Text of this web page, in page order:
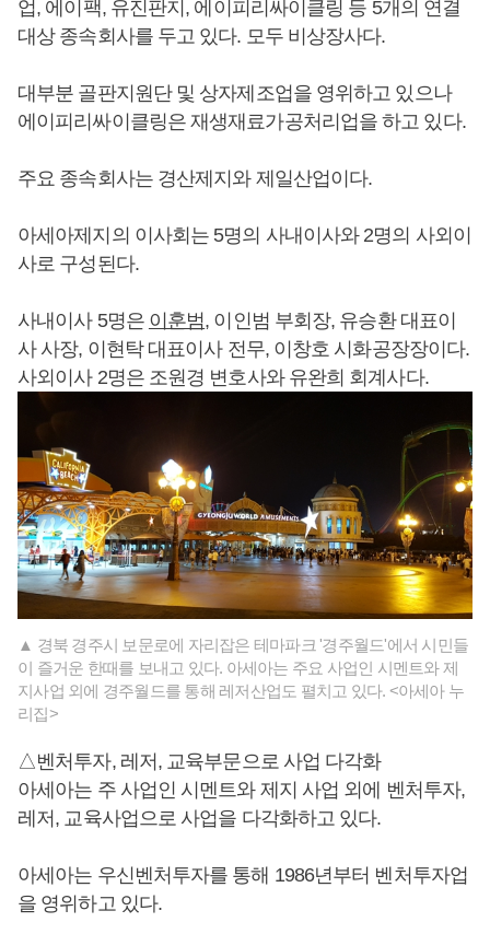
업, 에이팩, 유진판지, 에이피리싸이클링 등 5개의 연결
대상 종속회사를 두고 있다. 모두 비상장사다.
대부분 골판지원단 및 상자제조업을 영위하고 있으나
에이피리싸이클링은 재생재료가공처리업을 하고 있다.
주요 종속회사는 경산제지와 제일산업이다.
아세아제지의 이사회는 5명의 사내이사와 2명의 사외이
사로 구성된다.
사내이사 5명은 이훈범, 이인범 부회장, 유승환 대표이
사 사장, 이현탁 대표이사 전무, 이창호 시화공장장이다.
사외이사 2명은 조원경 변호사와 유완희 회계사다.
▲ 경북 경주시 보문로에 자리잡은 테마파크 '경주월드'에서 시민들
이 즐거운 한때를 보내고 있다. 아세아는 주요 사업인 시멘트와 제
지사업 외에 경주월드를 통해 레저산업도 펼치고 있다. <아세아 누
리집>
△벤처투자, 레저, 교육부문으로 사업 다각화
아세아는 주 사업인 시멘트와 제지 사업 외에 벤처투자,
레저, 교육사업으로 사업을 다각화하고 있다.
아세아는 우신벤처투자를 통해 1986년부터 벤처투자업
을 영위하고 있다.